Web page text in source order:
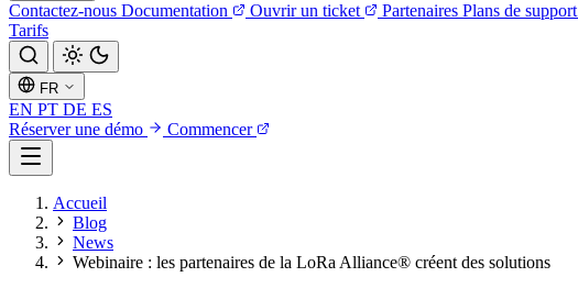
Contactez-nous Documentation Ouvrir un ticket Partenaires Plans de support
Tarifs
FR
EN PT DE ES
Réserver une démo
Commencer
Accueil
Blog
News
Webinaire : les partenaires de la LoRa Alliance® créent des solutions